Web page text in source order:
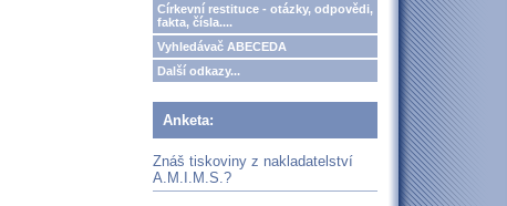
Církevní restituce - otázky, odpovědi,
fakta, čísla....
Vyhledávač ABECEDA
Další odkazy...
Anketa:
Znáš tiskoviny z nakladatelství
A.M.I.M.S.?